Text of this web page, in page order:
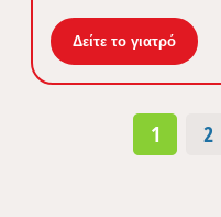
Δείτε το γιατρό
1 2